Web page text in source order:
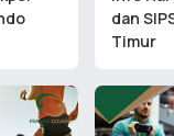
dan
Timur